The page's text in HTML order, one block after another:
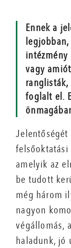
Ennek a
vagy
foglalt el.
felsőoktatási
amelyik az
be tudott
még három
nagyon
végállomás,
haladunk, jó